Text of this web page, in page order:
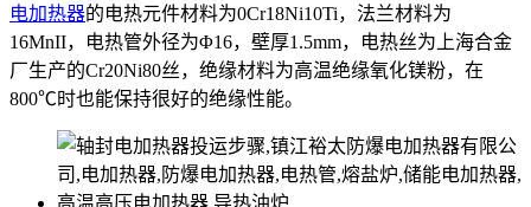
电加热器的电热元件材料为0Cr18Ni10Ti，法兰材料为
16MnII，电热管外径为Φ16，壁厚1.5mm，电热丝为上海合金
厂生产的Cr20Ni80丝，绝缘材料为高温绝缘氧化镁粉，在
800℃时也能保持很好的绝缘性能。